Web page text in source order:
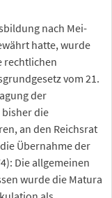
nach Mei-
hatte, wurde
rechtlichen
vom 21.
der
bisher die
an den Reichsrat
Übernahme der
Die allgemeinen
wurde die Matura